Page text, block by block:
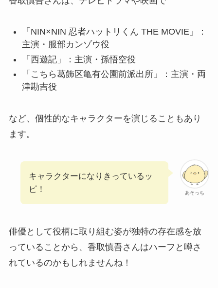
「NIN×NIN 忍者ハットリくん THE MOVIE」：
主演・服部カンゾウ役
「西遊記」：主演・孫悟空役
「こちら葛飾区亀有公園前派出所」：主演・両
津勘吉役
など、個性的なキャラクターを演じることもあり
ます。
あそっち
キャラクターになりきっているッ
ピ！
俳優として役柄に取り組む姿が独特の存在感を放
っていることから、香取慎吾さんはハーフと噂さ
れているのかもしれませんね！